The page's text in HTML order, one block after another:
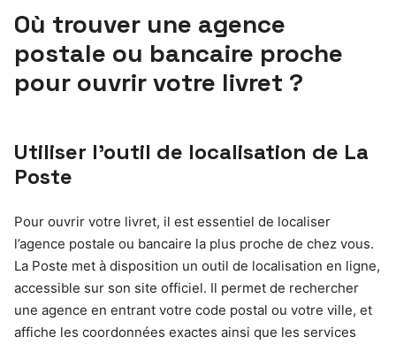
Où trouver une agence
postale ou bancaire proche
pour ouvrir votre livret ?
Utiliser l’outil de localisation de La
Poste
Pour ouvrir votre livret, il est essentiel de localiser
l’agence postale ou bancaire la plus proche de chez vous.
La Poste met à disposition un outil de localisation en ligne,
accessible sur son site officiel. Il permet de rechercher
une agence en entrant votre code postal ou votre ville, et
affiche les coordonnées exactes ainsi que les services